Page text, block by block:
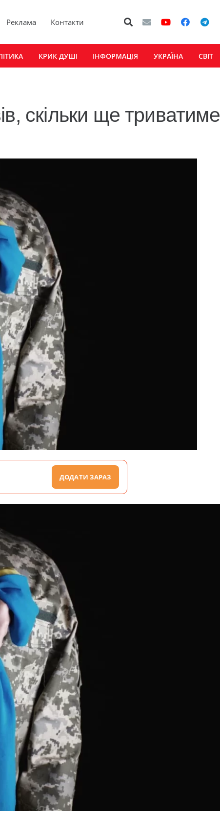
Реклама Контакти
КРИК ДУШІ ІНФОРМАЦІЯ УКРАЇНА СВІТ
скільки ще триватиме
ДОДАТИ ЗАРАЗ